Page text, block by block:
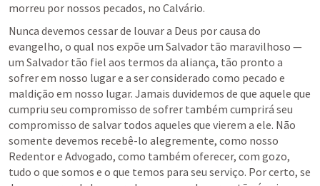
morreu por nossos pecados, no Calvário.
Nunca devemos cessar de louvar a Deus por causa do
evangelho, o qual nos expõe um Salvador tão maravilhoso —
um Salvador tão fiel aos termos da aliança, tão pronto a
sofrer em nosso lugar e a ser considerado como pecado e
maldição em nosso lugar. Jamais duvidemos de que aquele que
cumpriu seu compromisso de sofrer também cumprirá seu
compromisso de salvar todos aqueles que vierem a ele. Não
somente devemos recebê-lo alegremente, como nosso
Redentor e Advogado, como também oferecer, com gozo,
tudo o que somos e o que temos para seu serviço. Por certo, se